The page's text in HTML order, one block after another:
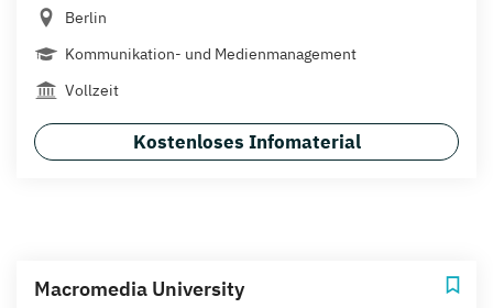
Berlin
Kommunikation- und Medienmanagement
Vollzeit
Kostenloses Infomaterial
Macromedia University